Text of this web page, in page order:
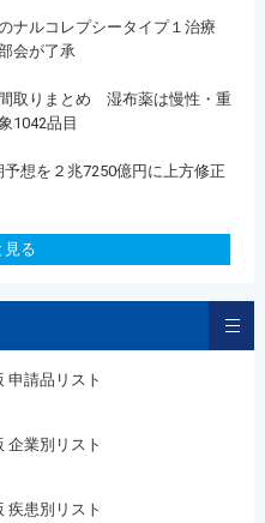
ナルコレプシータイプ１治療
会が了承
取りまとめ 湿布薬は慢性・重
1042品目
想を２兆7250億円に上方修正
見る
申請品リスト
企業別リスト
疾患別リスト